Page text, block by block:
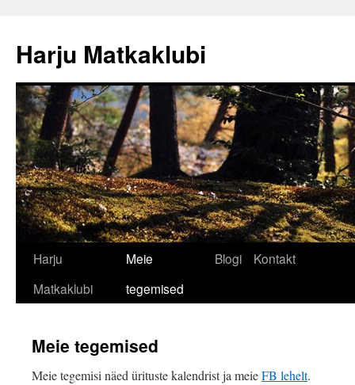
juurde
Harju Matkaklubi
Harju
Matkaklubi
Meie
tegemised
Blogi Kontakt
Meie tegemised
Meie tegemisi näed ürituste kalendrist ja meieFB lehelt.